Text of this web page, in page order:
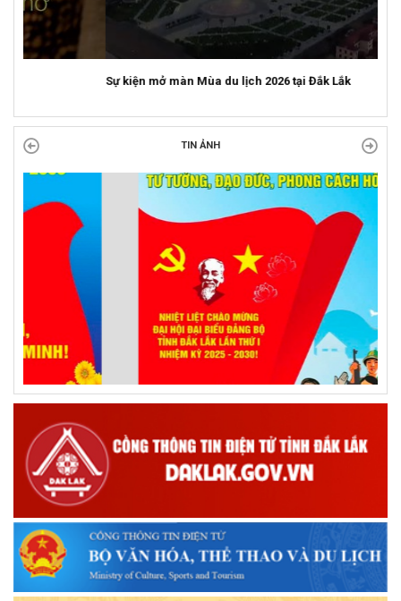
Sự kiện mở màn Mùa du lịch 2026 tại Đắk Lắk
TIN ẢNH